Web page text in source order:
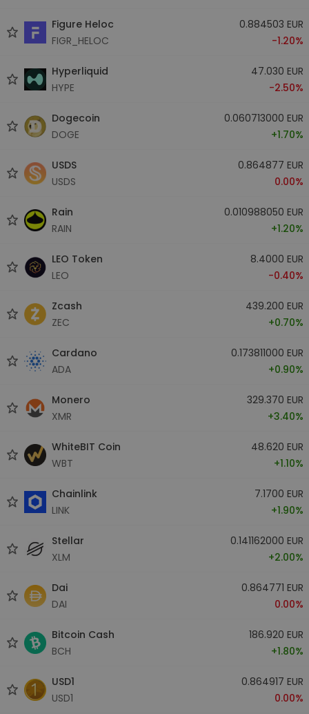
Figure Heloc
FIGR_HELOC
0.884503 EUR
-1.20%
Hyperliquid
HYPE
47.030 EUR
-2.50%
Dogecoin
DOGE
0.060713000 EUR
+1.70%
USDS
USDS
0.864877 EUR
0.00%
Rain
RAIN
0.010988050 EUR
+1.20%
LEO Token
LEO
8.4000 EUR
-0.40%
Zcash
ZEC
439.200 EUR
+0.70%
Cardano
ADA
0.173811000 EUR
+0.90%
Monero
XMR
329.370 EUR
+3.40%
WhiteBIT Coin
WBT
48.620 EUR
+1.10%
Chainlink
LINK
7.1700 EUR
+1.90%
Stellar
XLM
0.141162000 EUR
+2.00%
Dai
DAI
0.864771 EUR
0.00%
Bitcoin Cash
BCH
186.920 EUR
+1.80%
USD1
USD1
0.864917 EUR
0.00%